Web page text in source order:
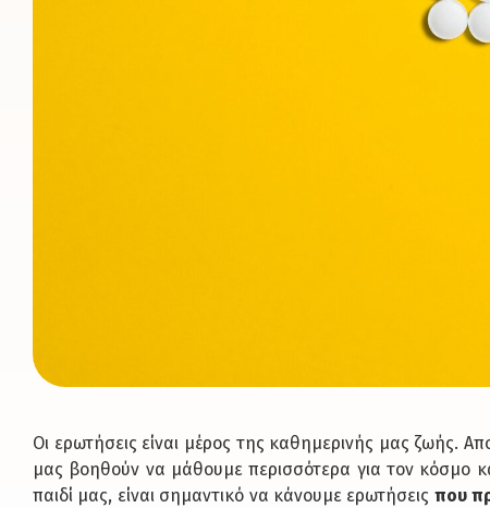
Οι ερωτήσεις είναι μέρος της καθημερινής μας ζωής.
μας βοηθούν να μάθουμε περισσότερα για τον κόσμο
παιδί μας, είναι σημαντικό να κάνουμε ερωτήσεις που